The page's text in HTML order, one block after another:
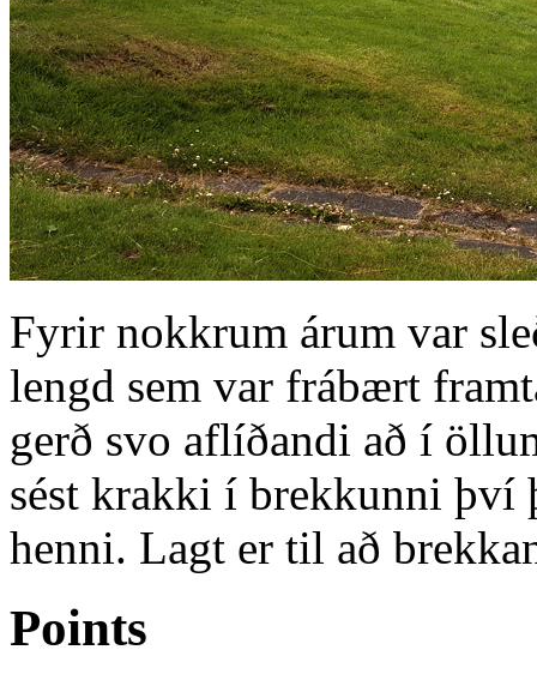
Fyrir nokkrum árum var
lengd sem var frábært
gerð svo aflíðandi að í
sést krakki í brekkunni því
henni. Lagt er til að
Points